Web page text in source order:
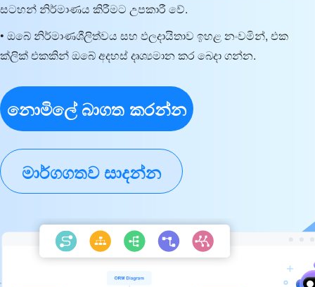
සටහන් නිර්මාණය කිරීමට උපකාරී වේ.
• ඔබේ නිර්මාණශීලිත්වය සහ ඵලදායිතාව ඉහළ නංවමින්, එක
ක්ලික් එකකින් ඔබේ අදහස් දෘශ්‍යමාන කර බෙදා ගන්න.
නොමිලේ බාගත කරන්න
මාර්ගගතව සාදන්න